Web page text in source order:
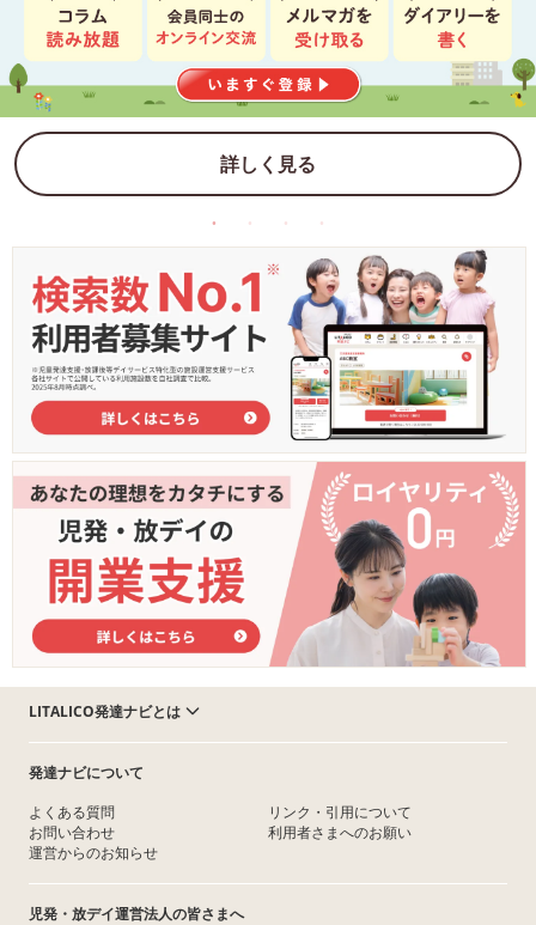
詳しく見る
LITALICO発達ナビとは
発達ナビについて
よくある質問
お問い合わせ
運営からのお知らせ
リンク・引用について
利用者さまへのお願い
児発・放デイ運営法人の皆さまへ